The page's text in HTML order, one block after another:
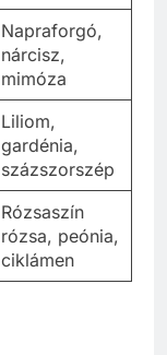
Napraforgó,
nárcisz,
mimóza
Liliom,
gardénia,
százszorszép
Rózsaszín
rózsa, peónia,
ciklámen